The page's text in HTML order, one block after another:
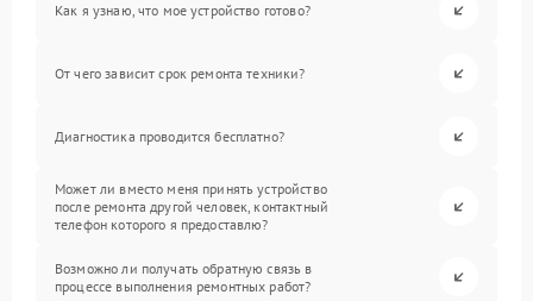
Как я узнаю, что мое устройство готово?
От чего зависит срок ремонта техники?
Диагностика проводится бесплатно?
Может ли вместо меня принять устройство
после ремонта другой человек, контактный
телефон которого я предоставлю?
Возможно ли получать обратную связь в
процессе выполнения ремонтных работ?